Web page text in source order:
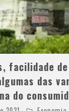
facilidade
das
do